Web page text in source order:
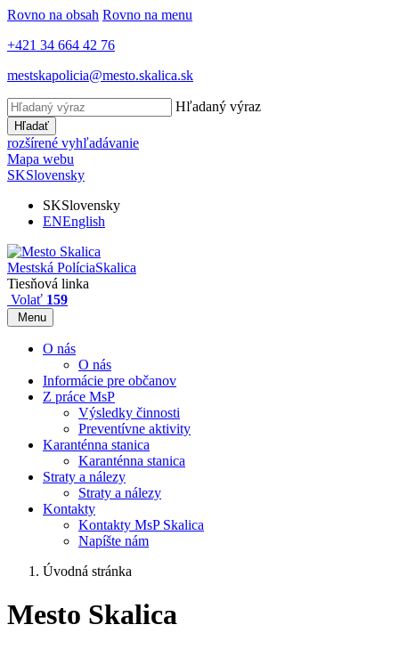
Rovno na obsah Rovno na menu
+421 34 664 42 76
mestskapolicia@mesto.skalica.sk
Hľadaný výraz
Hľadať
rozšírené vyhľadávanie
Mapa webu
SKSlovensky
SKSlovensky
ENEnglish
Mestská PolíciaSkalica
Tiesňová linka
Volať 159
Menu
O nás
O nás
Informácie pre občanov
Z práce MsP
Výsledky činnosti
Preventívne aktivity
Karanténna stanica
Karanténna stanica
Straty a nálezy
Straty a nálezy
Kontakty
Kontakty MsP Skalica
Napíšte nám
Úvodná stránka
Mesto Skalica